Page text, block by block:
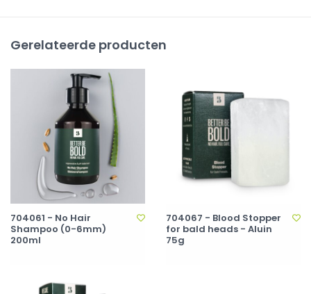
Gerelateerde producten
704061 - No Hair
Shampoo (0-6mm)
200ml
704067 - Blood Stopper
for bald heads - Aluin
75g